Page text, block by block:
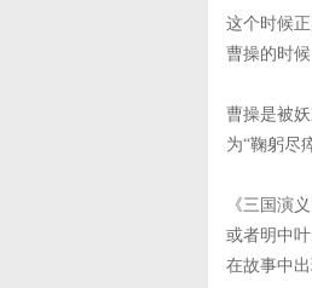
这个时候
曹操的时
曹操是被
为“鞠躬尽
《三国演
或者明中
在故事中